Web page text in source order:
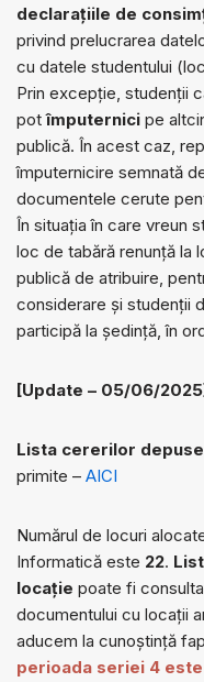
declarațiile de
privind prelucrarea
cu datele studentului
Prin excepție, studenții
potîmputernici pe
publică. În acest caz,
împuternicire semnată
documentele cerute
În situaţia în care vreun
loc de tabără renunţă la
publică de atribuire,
considerare și studenții
participă la ședință, în
[Update – 05/06/
Lista cererilor depuse
primite – AICI
Numărul de locuri
Informatică este 22.
locație poate fi
documentului cu locații
aducem la cunoștință
perioada seriei 4